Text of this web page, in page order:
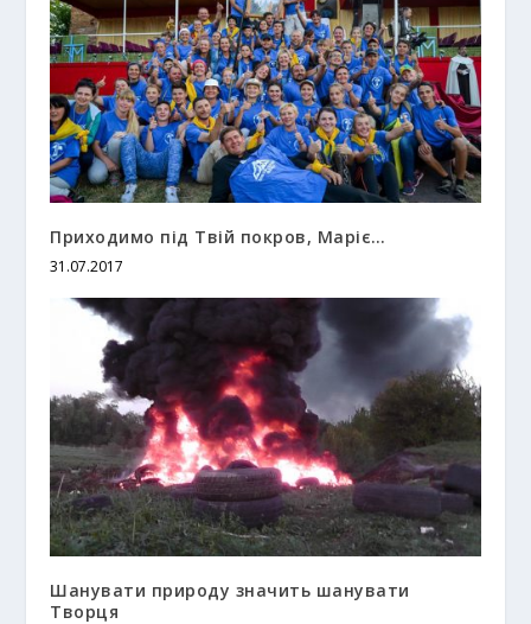
Приходимо під Твій покров, Маріє…
31.07.2017
Шанувати природу значить шанувати
Творця